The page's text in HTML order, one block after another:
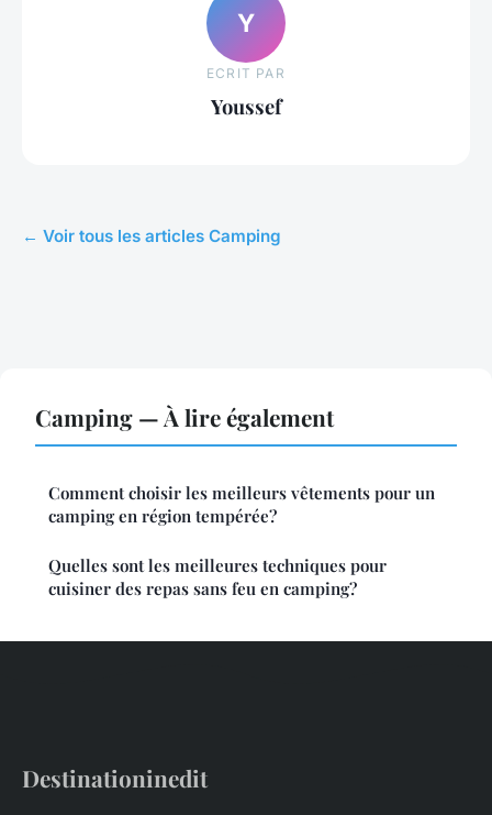
Y
ECRIT PAR
Youssef
← Voir tous les articles Camping
Camping — À lire également
Comment choisir les meilleurs vêtements pour un
camping en région tempérée?
Quelles sont les meilleures techniques pour
cuisiner des repas sans feu en camping?
Destinationinedit